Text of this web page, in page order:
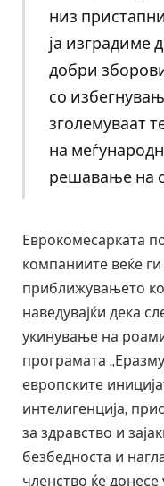
низ
ја изградиме
добри
со
зголемуваат
на
решавање на
Еврокомесарката
компаниите веќе
приближувањето
наведувајќи дека
укинување на
програмата
европските
интелигенција,
за здравство и
безбедноста и
членство ќе